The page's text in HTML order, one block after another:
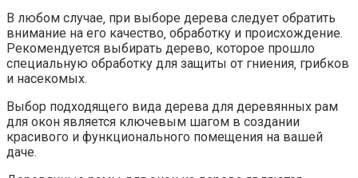
В любом случае‚ при выборе дерева следует обратить
внимание на его качество‚ обработку и происхождение.​
Рекомендуется выбирать дерево‚ которое прошло
специальную обработку для защиты от гниения‚ грибков
и насекомых.​
Выбор подходящего вида дерева для деревянных рам
для окон является ключевым шагом в создании
красивого и функционального помещения на вашей
даче.​